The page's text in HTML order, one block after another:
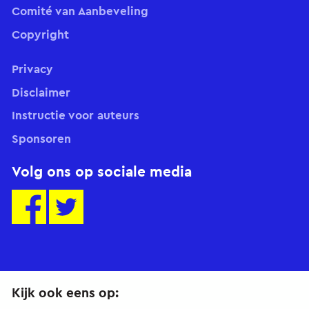
Comité van Aanbeveling
Copyright
Volg ons op sociale media
Privacy
Disclaimer
Instructie voor auteurs
Sponsoren
Kijk ook eens op: